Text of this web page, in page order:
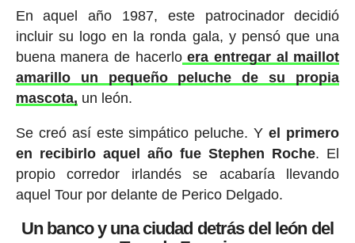
En aquel año 1987, este patrocinador decidió
incluir su logo en la ronda gala, y pensó que una
buena manera de hacerloera entregar al maillot
amarillo un pequeño peluche de su propia
mascota, un león.
Se creó así este simpático peluche. Yel primero
en recibirlo aquel año fue Stephen Roche. El
propio corredor irlandés se acabaría llevando
aquel Tour por delante de Perico Delgado.
Un banco y una ciudad detrás del león del